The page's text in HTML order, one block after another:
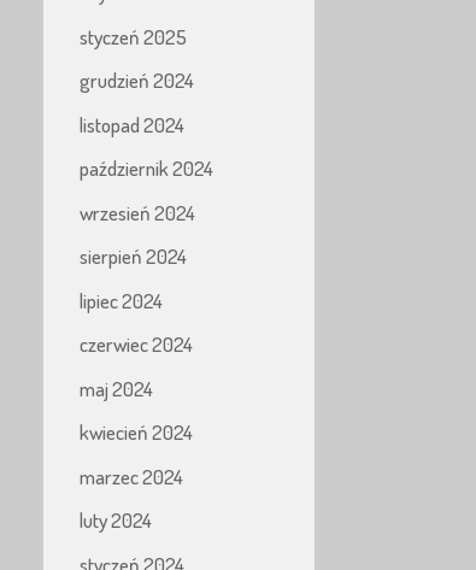
styczeń 2025
grudzień 2024
listopad 2024
październik 2024
wrzesień 2024
sierpień 2024
lipiec 2024
czerwiec 2024
maj 2024
kwiecień 2024
marzec 2024
luty 2024
styczeń 2024